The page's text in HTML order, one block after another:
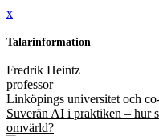
x
Talarinformation
Fredrik Heintz
professor
Linköpings universitet och
Suverän AI i praktiken – hur
omvärld?